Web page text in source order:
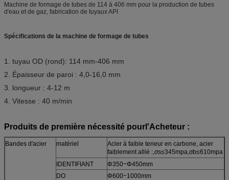
Machine de formage de tubes de 114 à 406 mm pour la production de tubes
d'eau et de gaz, fabrication de tuyaux API
Spécifications de la machine de formage de tubes
1. tuyau OD (rond): 114 mm-406 mm
2. Épaisseur de paroi : 4,0-16,0 mm
3. longueur : 4-12 m
4. Vitesse : 40 m/min
Produits de première nécessité pour l'Acheteur :
Bandes d'acier matériel
Acier à faible teneur en carbone, acier
faiblement allié :,σs≤345mpa,σb≤610mpa
IDENTIFIANT
Φ350~Φ450mm
DO
Φ600~1000mm